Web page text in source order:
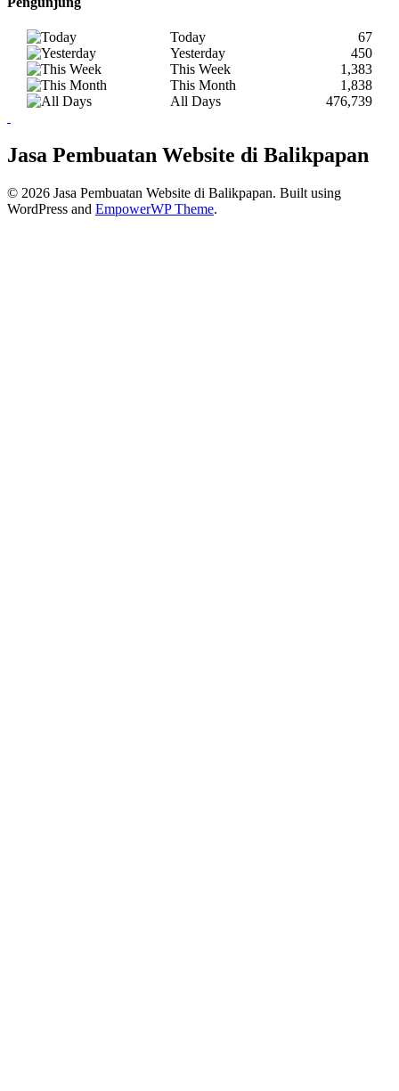
Today
67
Yesterday
450
This Week
1,383
This Month
1,838
All Days
476,739
Jasa Pembuatan Website di Balikpapan
© 2026 Jasa Pembuatan Website di Balikpapan. Built using
WordPress and EmpowerWP Theme.